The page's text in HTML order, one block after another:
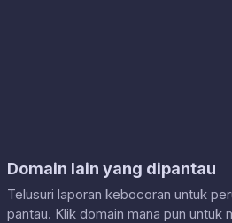
Domain lain yang dipantau
Telusuri laporan kebocoran untuk
pantau. Klik domain mana pun untuk